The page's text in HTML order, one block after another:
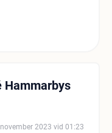
Hammarbys
2023 vid 01:23